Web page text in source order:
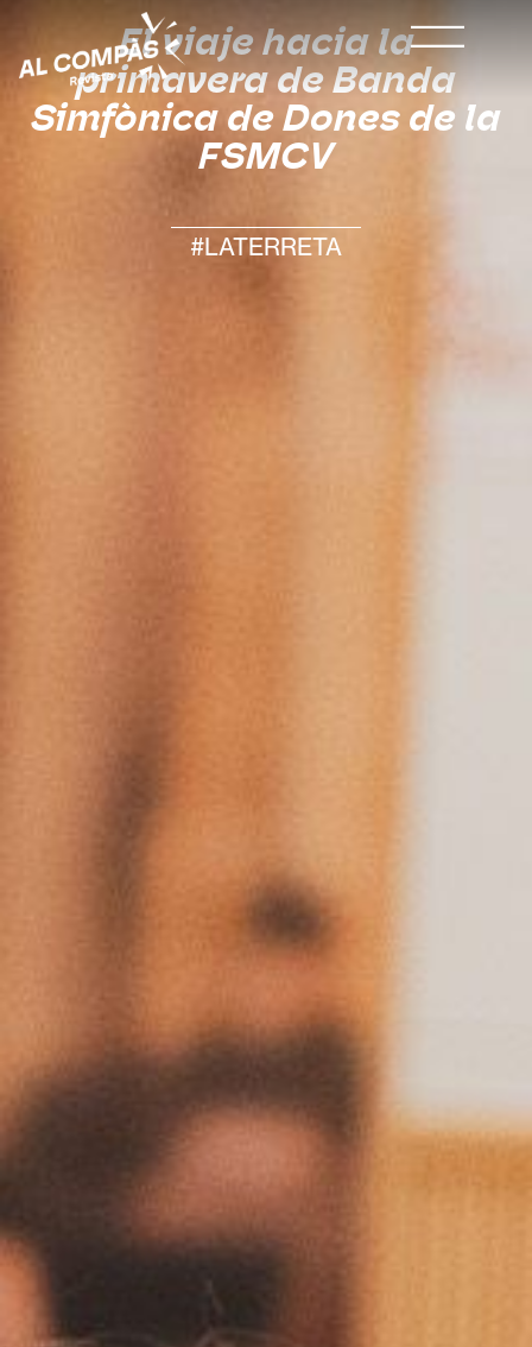
El viaje hacia la
primavera de Banda
Simfònica de Dones de la
FSMCV
#LATERRETA